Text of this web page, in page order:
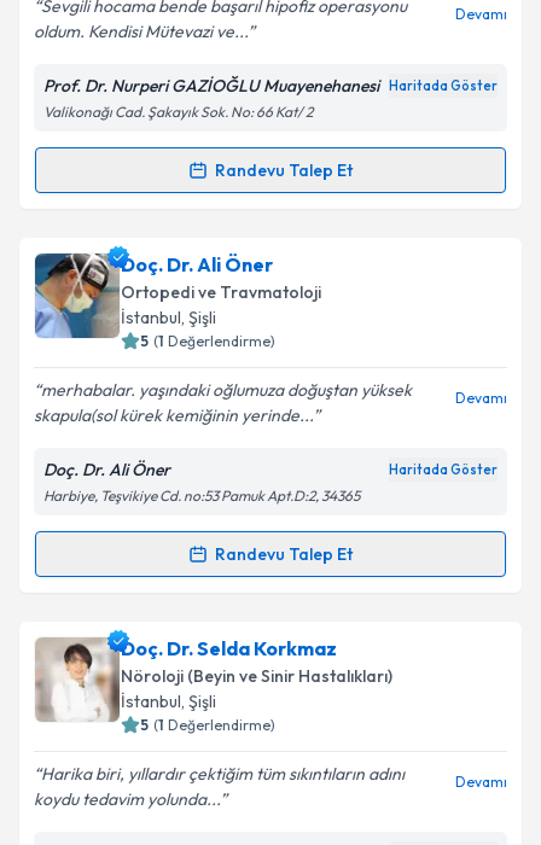
Kişisel verilerimin işlenmesine ilişkin Aydınlatma
Metni'ni okudum ve kişisel verilerimin belirtilen
kapsamda işlenmesini kabul ediyorum.
Sevgili hocama bende başarıl hipofiz operasyonu
oldum. Kendisi Mütevazi ve...
Devamı
Prof. Dr. Nurperi GAZİOĞLU Muayenehanesi Haritada Göster
Valikonağı Cad. Şakayık Sok. No: 66 Kat/ 2
Randevu Talep Et
Randevu Takvimi Talebi
Prof. Dr. Nurperi Gazioğlu
talebi oluşturun. Size bu uzmandan randevu almanız
için bir takvim hazırlandığında e-posta ile
bilgilendireceğiz.
E-posta Adresiniz
Kişisel verilerimin işlenmesine ilişkin
Metni'ni okudum ve kişisel verilerimin belirtilen
kapsamda işlenmesini kabul ediyorum.
Doç. Dr. Ali Öner
Ortopedi ve Travmatoloji
İstanbul, Şişli
5 (1 Değerlendirme)
merhabalar. yaşındaki oğlumuza doğuştan yüksek
skapula(sol kürek kemiğinin yerinde...
Devamı
Doç. Dr. Ali Öner Haritada Göster
Harbiye, Teşvikiye Cd. no:53 Pamuk Apt.D:2, 34365
Randevu Talep Et
Randevu Takvimi Talebi
Doç. Dr. Ali Öneriçin randevu takvimi talebi
oluşturun. Size bu uzmandan randevu almanız için bir
takvim hazırlandığında e-posta ile bilgilendireceğiz.
Doç. Dr. Selda Korkmaz
Nöroloji (Beyin ve Sinir Hastalıkları)
İstanbul, Şişli
5 (1 Değerlendirme)
Harika biri, yıllardır çektiğim tüm sıkıntıların adını
koydu tedavim yolunda...
Devamı